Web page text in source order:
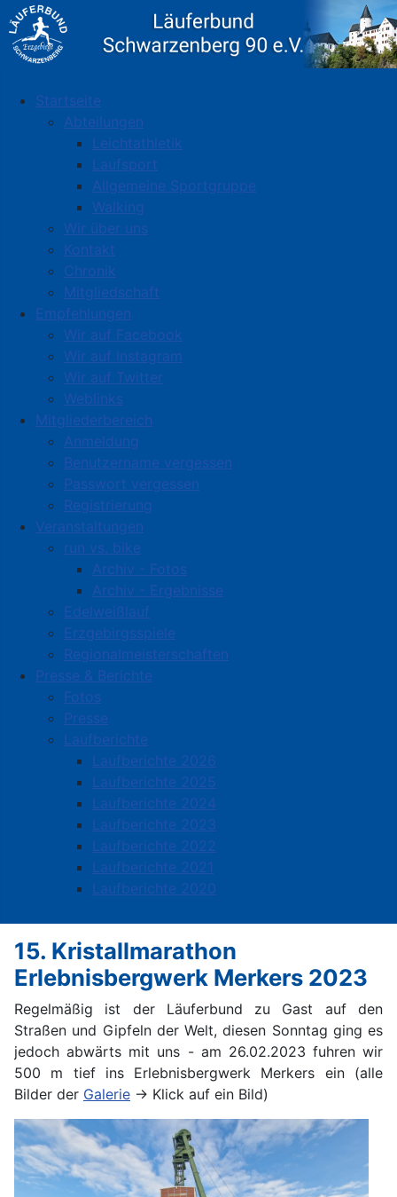
Startseite
Abteilungen
Leichtathletik
Laufsport
Allgemeine Sportgruppe
Walking
Wir über uns
Kontakt
Chronik
Mitgliedschaft
Empfehlungen
Wir auf Facebook
Wir auf Instagram
Wir auf Twitter
Weblinks
Mitgliederbereich
Anmeldung
Benutzername vergessen
Passwort vergessen
Registrierung
Veranstaltungen
run vs. bike
Archiv - Fotos
Archiv - Ergebnisse
Edelweißlauf
Erzgebirgsspiele
Regionalmeisterschaften
Presse & Berichte
Fotos
Presse
Laufberichte
Laufberichte 2026
Laufberichte 2025
Laufberichte 2024
Laufberichte 2023
Laufberichte 2022
Laufberichte 2021
Laufberichte 2020
15. Kristallmarathon
Erlebnisbergwerk Merkers 2023
Regelmäßig ist der Läuferbund zu Gast auf den
Straßen und Gipfeln der Welt, diesen Sonntag ging es
jedoch abwärts mit uns - am 26.02.2023 fuhren wir
500 m tief ins Erlebnisbergwerk Merkers ein (alle
Bilder der Galerie -> Klick auf ein Bild)